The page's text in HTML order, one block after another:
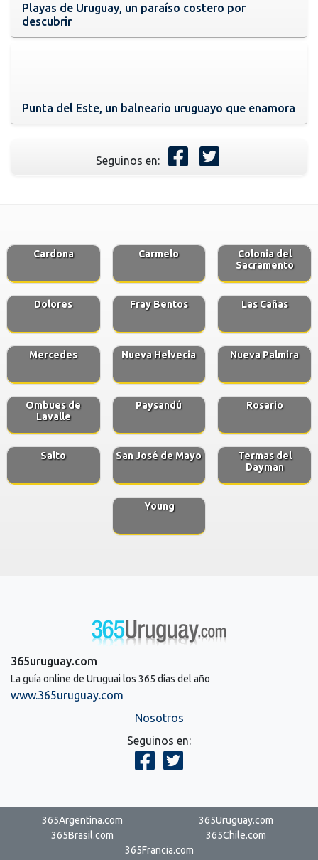
Playas de Uruguay, un paraíso costero por
descubrir
Punta del Este, un balneario uruguayo que enamora
Seguinos en:
Cardona Carmelo
Colonia del
Sacramento
Dolores Fray Bentos Las Cañas
Mercedes Nueva Helvecia Nueva Palmira
Ombues de
Lavalle
Paysandú Rosario
Salto San José de Mayo
Termas del
Dayman
Young
365uruguay.com
La guía online de Uruguai los 365 días del año
www.365uruguay.com
Nosotros
Seguinos en:
365Argentina.com
365Uruguay.com
365Brasil.com
365Chile.com
365Francia.com